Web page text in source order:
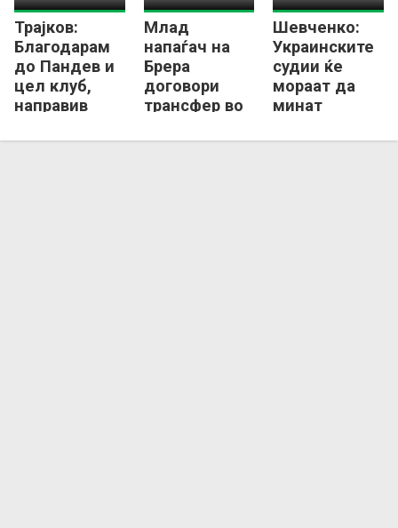
Трајков:
Благодарам
до Пандев и
цел клуб,
направив
Млад
напаѓач на
Брера
договори
трансфер во
клуб!
Шевченко:
Украинските
судии ќе
мораат да
минат
тест